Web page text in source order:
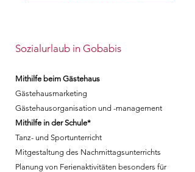
Sozialurlaub in Gobabis
Mithilfe beim Gästehaus
Gästehausmarketing
Gästehausorganisation und -management
Mithilfe in der Schule*
Tanz- und Sportunterricht
Mitgestaltung des Nachmittagsunterrichts
Planung von Ferienaktivitäten besonders für